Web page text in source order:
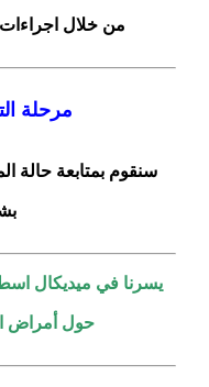
من خلال اجراءات
مرحلة
سنقوم بمتابعة حالة
يسرنا في ميديكال
حول أمراض